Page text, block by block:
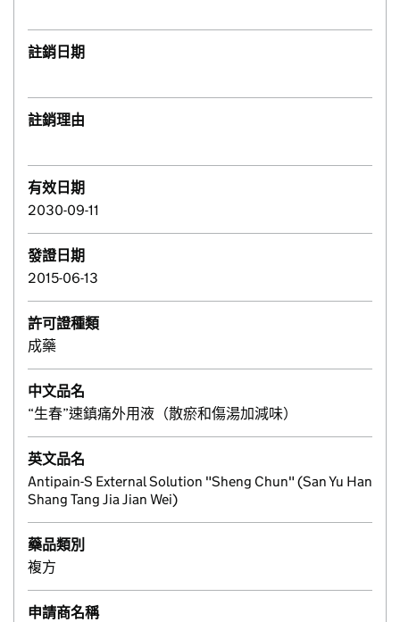
註銷日期
註銷理由
有效日期
2030-09-11
發證日期
2015-06-13
許可證種類
成藥
中文品名
“生春”速鎮痛外用液（散瘀和傷湯加減味）
英文品名
Antipain-S External Solution "Sheng Chun" (San Yu Han
Shang Tang Jia Jian Wei)
藥品類別
複方
申請商名稱